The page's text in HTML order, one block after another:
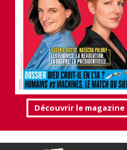
Découvrir le magazine